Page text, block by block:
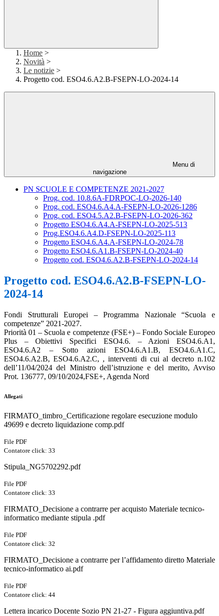
Home >
Novità >
Le notizie >
Progetto cod. ESO4.6.A2.B-FSEPN-LO-2024-14
Menu di
navigazione
PN SCUOLE E COMPETENZE 2021-2027
Prog. cod. 10.8.6A-FDRPOC-LO-2026-140
Prog. cod. ESO4.6.A4.A-FSEPN-LO-2026-1286
Prog. cod. ESO4.5.A2.B-FSEPN-LO-2026-362
Progetto ESO4.6.A4.A-FSEPN-LO-2025-513
Prog.ESO4.6.A4.D-FSEPN-LO-2025-113
Progetto ESO4.6.A4.A-FSEPN-LO-2024-78
Progetto ESO4.6.A1.B-FSEPN-LO-2024-40
Progetto cod. ESO4.6.A2.B-FSEPN-LO-2024-14
Progetto cod. ESO4.6.A2.B-FSEPN-LO-
2024-14
Fondi Strutturali Europei – Programma Nazionale “Scuola e
competenze” 2021-2027.
Priorità 01 – Scuola e competenze (FSE+) – Fondo Sociale Europeo
Plus – Obiettivi Specifici ESO4.6. – Azioni ESO4.6.A1,
ESO4.6.A2 – Sotto azioni ESO4.6.A1.B, ESO4.6.A1.C,
ESO4.6.A2.B, ESO4.6.A2.C, , interventi di cui al decreto n.102
dell’11/04/2024 del Ministro dell’istruzione e del merito, Avviso
Prot. 136777, 09/10/2024,FSE+, Agenda Nord
Allegati
FIRMATO_timbro_Certificazione regolare esecuzione modulo
49699 e decreto liquidazione comp.pdf
File PDF
Contatore click: 33
Stipula_NG5702292.pdf
File PDF
Contatore click: 33
FIRMATO_Decisione a contrarre per acquisto Materiale tecnico-
informatico mediante stipula .pdf
File PDF
Contatore click: 32
FIRMATO_Decisione a contrarre per l’affidamento diretto Materiale
tecnico-informatico ai.pdf
File PDF
Contatore click: 44
Lettera incarico Docente Sozio PN 21-27 - Figura aggiuntiva.pdf